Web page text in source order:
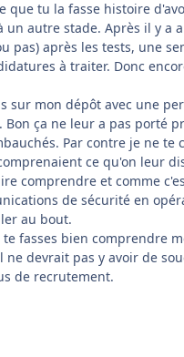
que tu la fasse histoire
autre stade. Après il y a
pas) après les tests, une
à traiter. Donc
sur mon dépôt avec une
ça ne leur a pas porté
Par contre je ne te
ce qu'on leur
comprendre et comme
de sécurité en
au bout.
fasses bien comprendre
devrait pas y avoir de
de recrutement.